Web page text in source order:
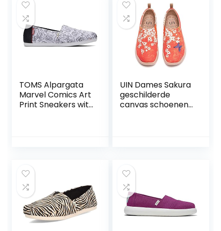
TOMS Alpargata
Marvel Comics Art
Print Sneakers wit
UIN Dames Sakura
geschilderde
canvas schoenen